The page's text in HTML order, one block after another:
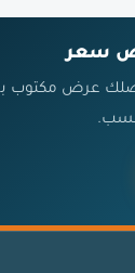
سعر
عرض مكتوب